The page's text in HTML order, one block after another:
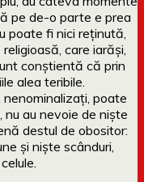
pe de-o parte e prea
poate fi nici reținută,
care iarăși,
conștientă că prin
alea teribile.
poate
au nevoie de niște
destul de obositor:
și niște scânduri,